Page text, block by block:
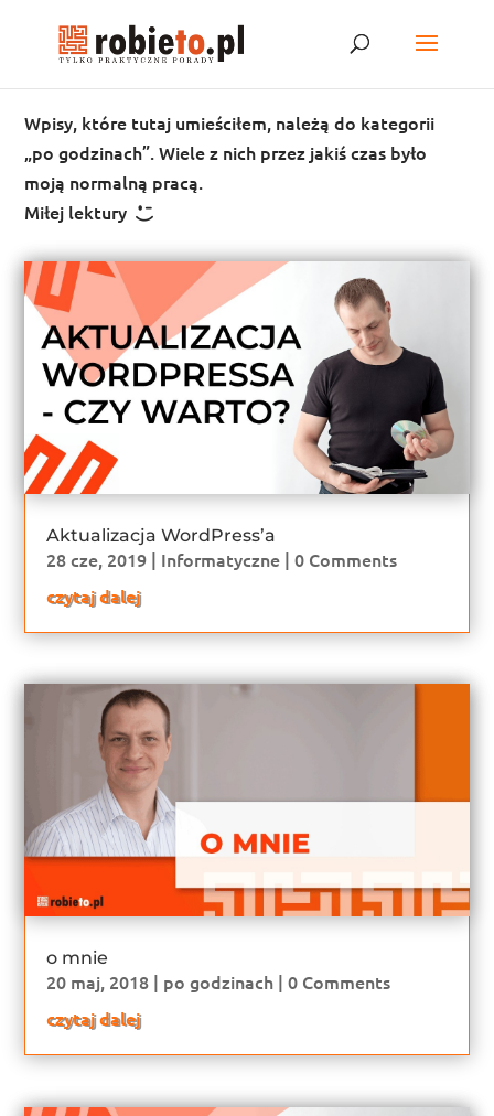
Wpisy, które tutaj umieściłem, należą do kategorii
„po godzinach”. Wiele z nich przez jakiś czas było
moją normalną pracą.
Miłej lektury
Aktualizacja WordPress’a
28 cze, 2019 | Informatyczne | 0 Comments
czytaj dalej
o mnie
20 maj, 2018 | po godzinach | 0 Comments
czytaj dalej